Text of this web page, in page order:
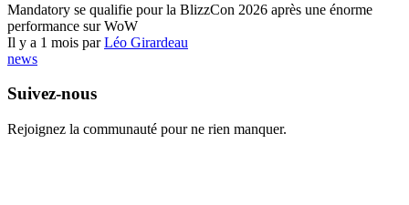
Mandatory se qualifie pour la BlizzCon 2026 après une énorme
performance sur WoW
Il y a 1 mois parLéo Girardeau
news
Suivez-nous
Rejoignez la communauté pour ne rien manquer.